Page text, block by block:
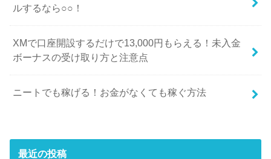
ルするなら○○！
XMで口座開設するだけで13,000円もらえる！未入金
ボーナスの受け取り方と注意点
ニートでも稼げる！お金がなくても稼ぐ方法
最近の投稿